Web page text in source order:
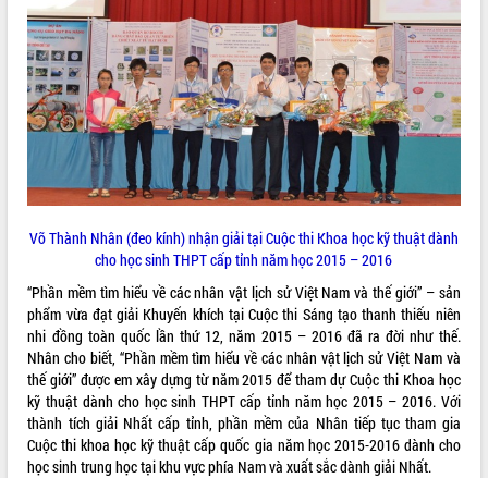
Không có file video nào để phát.
ALBUM ẢNH
Võ Thành Nhân (đeo kính) nhận giải tại Cuộc thi Khoa học kỹ thuật dành
cho học sinh THPT cấp tỉnh năm học 2015 – 2016
“Phần mềm tìm hiểu về các nhân vật lịch sử Việt Nam và thế giới” – sản
phẩm vừa đạt giải Khuyến khích tại Cuộc thi Sáng tạo thanh thiếu niên
nhi đồng toàn quốc lần thứ 12, năm 2015 – 2016 đã ra đời như thế.
Nhân cho biết, “Phần mềm tìm hiểu về các nhân vật lịch sử Việt Nam và
thế giới” được em xây dựng từ năm 2015 để tham dự Cuộc thi Khoa học
kỹ thuật dành cho học sinh THPT cấp tỉnh năm học 2015 – 2016. Với
thành tích giải Nhất cấp tỉnh, phần mềm của Nhân tiếp tục tham gia
Cuộc thi khoa học kỹ thuật cấp quốc gia năm học 2015-2016 dành cho
học sinh trung học tại khu vực phía Nam và xuất sắc dành giải Nhất.